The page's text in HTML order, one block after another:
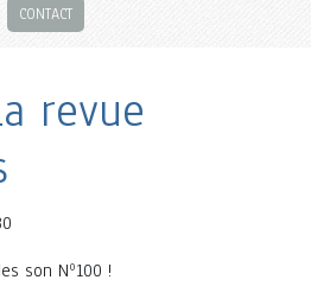
CONTACT
revue
son Nº100 !